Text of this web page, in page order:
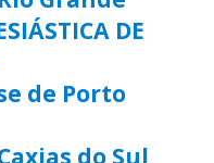
DE
de Porto
do Sul